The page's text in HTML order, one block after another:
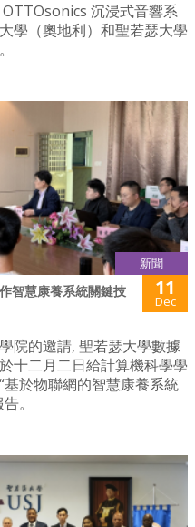
OTTOsonics 沉浸式音響系
學（奧地利）和聖若瑟大學
新聞
智慧康養系統關鍵技
11
Dec
院的邀請, 聖若瑟大學數據
十二月二日給計算機科學學
於物聯網的智慧康養系統
。